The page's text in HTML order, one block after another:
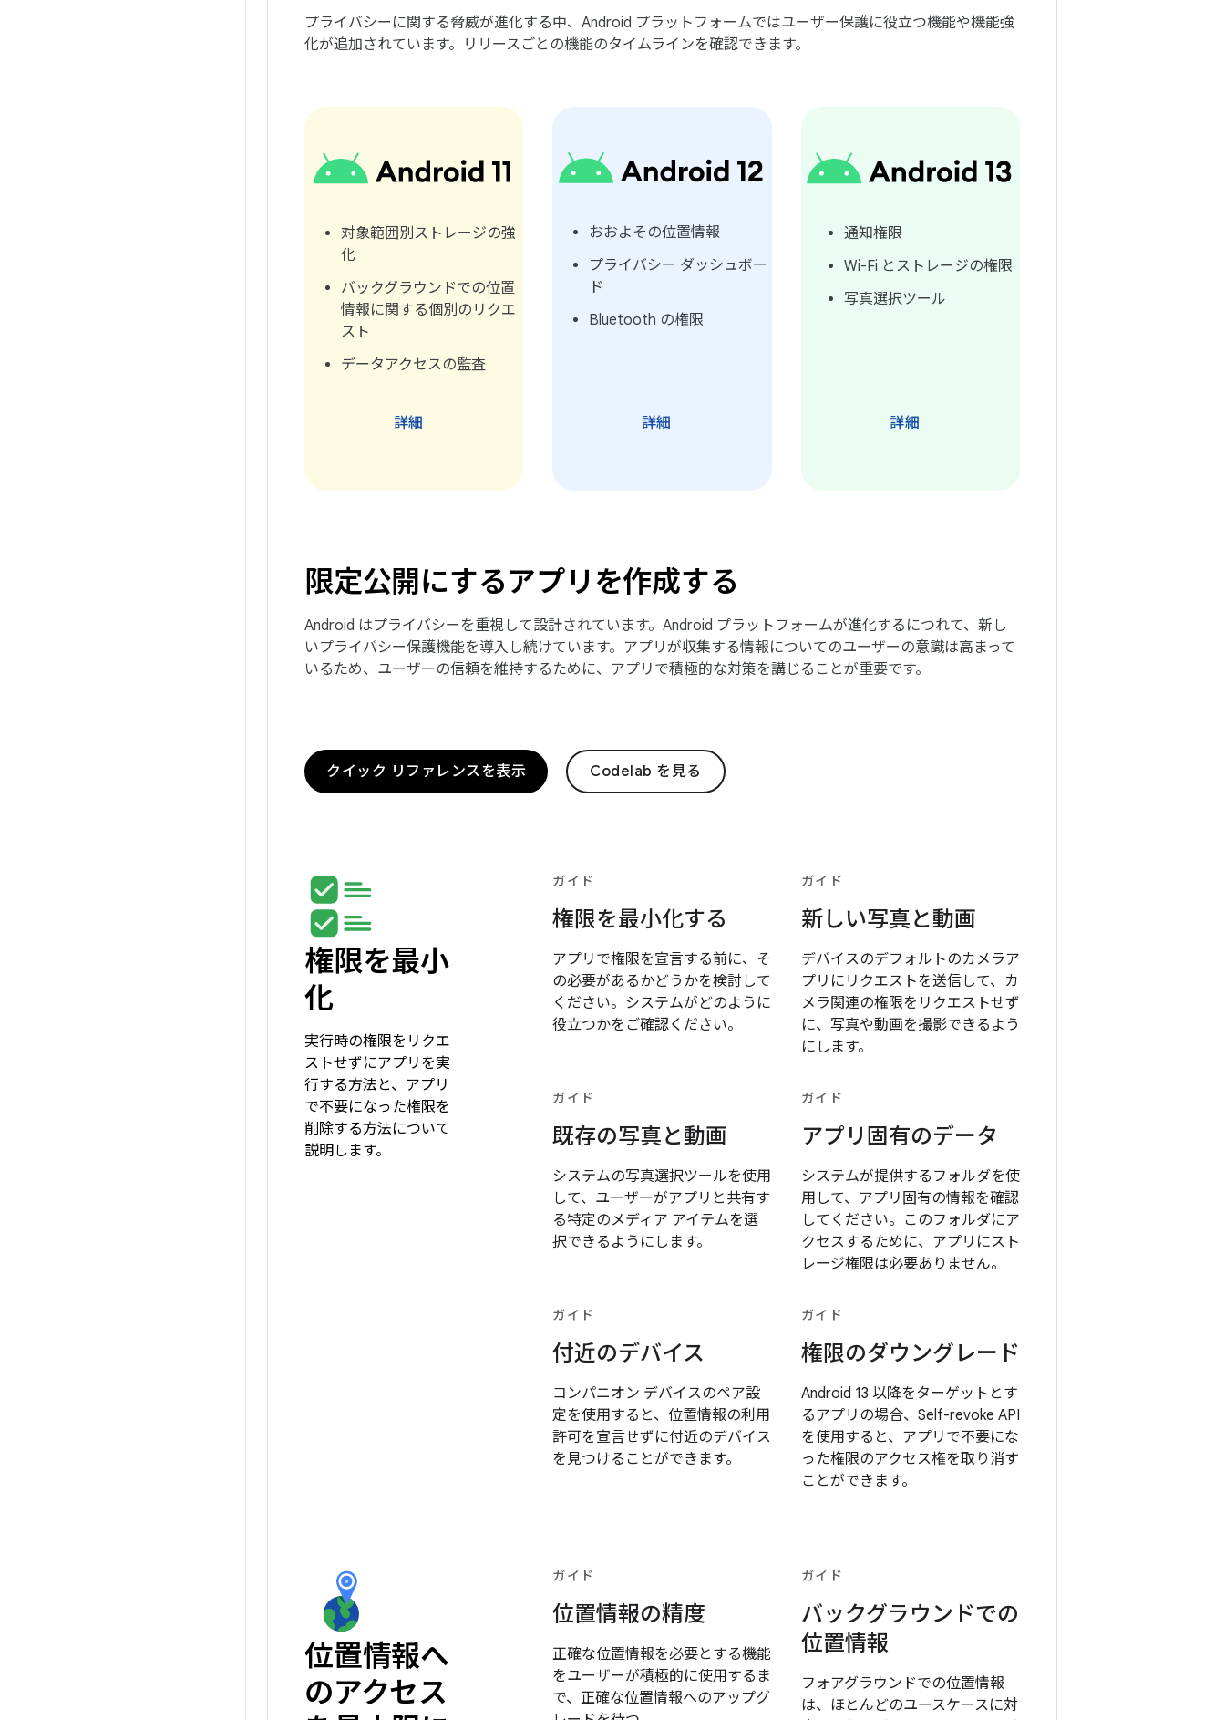
プライバシーに関する脅威が進化する中、Android プラットフォームではユーザー保護に役立つ機能や機能強
化が追加されています。リリースごとの機能のタイムラインを確認できます。
対象範囲別ストレージの強
化
バックグラウンドでの位置
情報に関する個別のリクエ
スト
データアクセスの監査
詳細
おおよその位置情報
プライバシー ダッシュボー
ド
Bluetooth の権限
詳細
通知権限
Wi-Fi とストレージの権限
写真選択ツール
詳細
限定公開にするアプリを作成する
Android はプライバシーを重視して設計されています。Android プラットフォームが進化するにつれて、新し
いプライバシー保護機能を導入し続けています。アプリが収集する情報についてのユーザーの意識は高まって
いるため、ユーザーの信頼を維持するために、アプリで積極的な対策を講じることが重要です。
クイック リファレンスを表示 Codelab を見る
権限を最小
化
実行時の権限をリクエ
ストせずにアプリを実
行する方法と、アプリ
で不要になった権限を
削除する方法について
説明します。
ガイド
権限を最小化する
アプリで権限を宣言する前に、そ
の必要があるかどうかを検討して
ください。システムがどのように
役立つかをご確認ください。
ガイド
新しい写真と動画
デバイスのデフォルトのカメラア
プリにリクエストを送信して、カ
メラ関連の権限をリクエストせず
に、写真や動画を撮影できるよう
にします。
ガイド
既存の写真と動画
システムの写真選択ツールを使用
して、ユーザーがアプリと共有す
る特定のメディア アイテムを選
択できるようにします。
ガイド
アプリ固有のデータ
システムが提供するフォルダを使
用して、アプリ固有の情報を確認
してください。このフォルダにア
クセスするために、アプリにスト
レージ権限は必要ありません。
ガイド
付近のデバイス
コンパニオン デバイスのペア設
定を使用すると、位置情報の利用
許可を宣言せずに付近のデバイス
を見つけることができます。
ガイド
権限のダウングレード
Android 13 以降をターゲットとす
るアプリの場合、Self-revoke API
を使用すると、アプリで不要にな
った権限のアクセス権を取り消す
ことができます。
位置情報へ
のアクセス
ガイド
位置情報の精度
正確な位置情報を必要とする機能
をユーザーが積極的に使用するま
で、正確な位置情報へのアップグ
ガイド
バックグラウンドでの
位置情報
フォアグラウンドでの位置情報
は、ほとんどのユースケースに対